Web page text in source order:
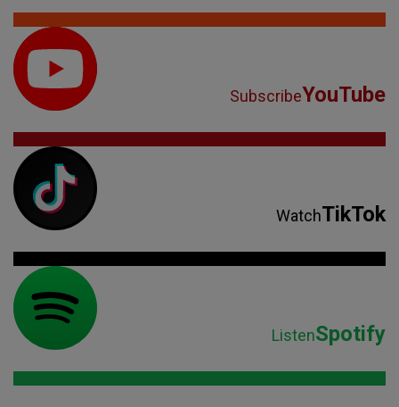
SubscribeYouTube
WatchTikTok
ListenSpotify